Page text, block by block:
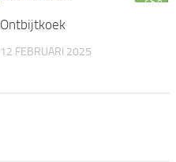
0
Ontbijtkoek
12 FEBRUARI 2025